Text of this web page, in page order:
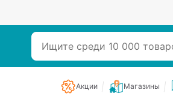
Акции Магазины